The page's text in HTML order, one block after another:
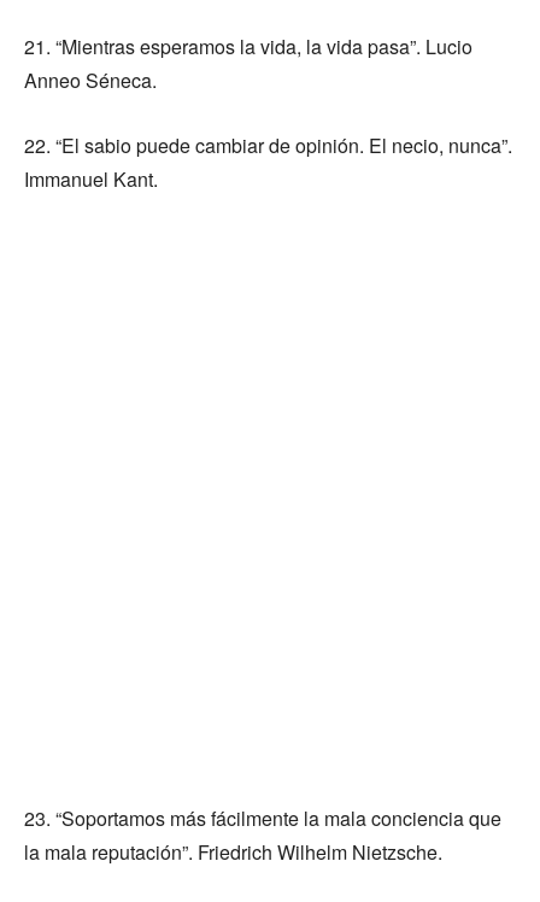
21. “Mientras esperamos la vida, la vida pasa”. Lucio
Anneo Séneca.
22. “El sabio puede cambiar de opinión. El necio, nunca”.
Immanuel Kant.
23. “Soportamos más fácilmente la mala conciencia que
la mala reputación”. Friedrich Wilhelm Nietzsche.